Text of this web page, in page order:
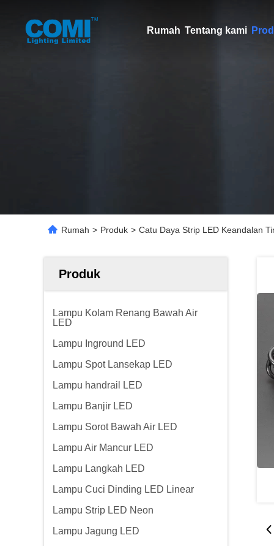
Rumah Tentang kami
Rumah > Produk > Catu Daya Strip LED Keandalan
Produk
Lampu Kolam Renang Bawah Air
LED
Lampu Inground LED
Lampu Spot Lansekap LED
Lampu handrail LED
Lampu Banjir LED
Lampu Sorot Bawah Air LED
Lampu Air Mancur LED
Lampu Langkah LED
Lampu Cuci Dinding LED Linear
Lampu Strip LED Neon
Lampu Jagung LED